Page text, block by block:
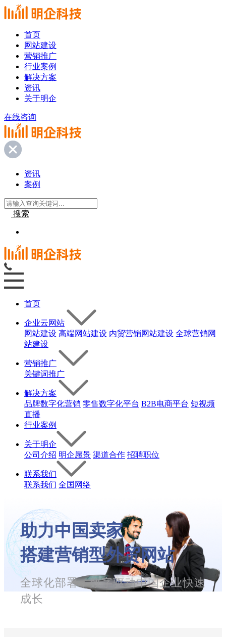
首页
网站建设
营销推广
行业案例
解决方案
资讯
关于明企
在线咨询
资讯
案例
搜索
首页
企业云网站
网站建设 高端网站建设 内贸营销网站建设 全球营销网
站建设
营销推广
关键词推广
解决方案
品牌数字化营销 零售数字化平台 B2B电商平台 短视频
直播
行业案例
关于明企
公司介绍 明企愿景 渠道合作 招聘职位
联系我们
联系我们 全国网络
助力中国卖家
搭建营销型外贸网站
全球化部署，数字驱动中国企业快速
成长